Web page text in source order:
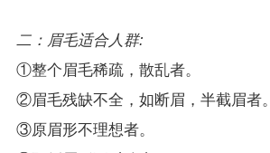
二：眉毛适合人群:
①整个眉毛稀疏，散乱者。
②眉毛残缺不全，如断眉，半截眉者。
③原眉形不理想者。